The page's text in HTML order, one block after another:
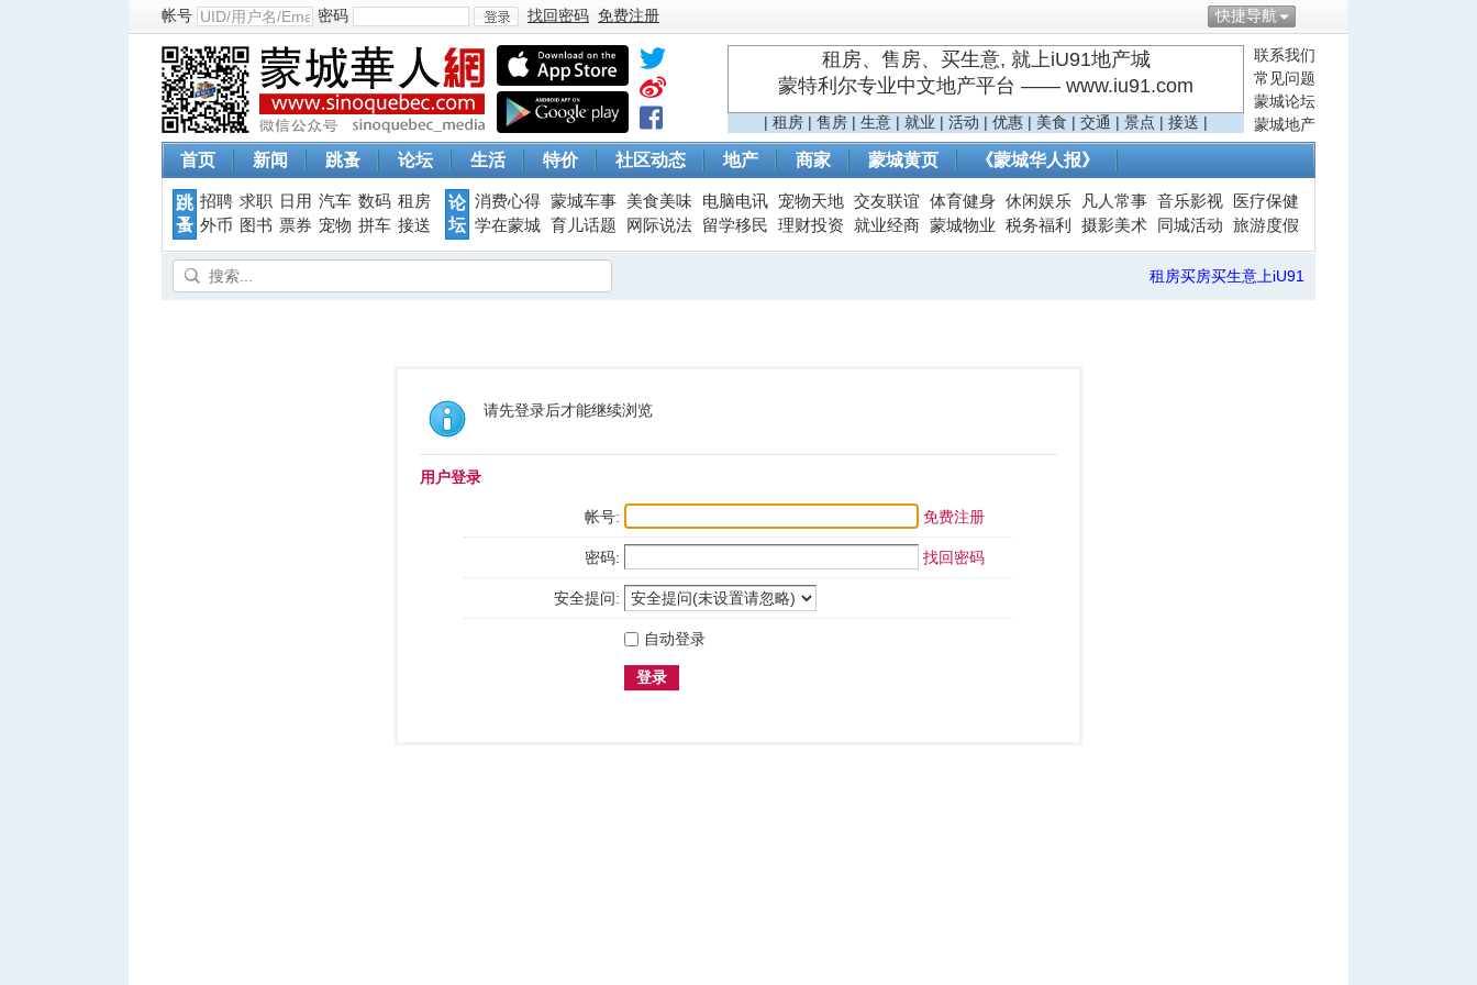
快捷导航
帐号 密码
登
找回密码 免费注册
联系我们
常见问题
蒙城论坛
蒙城地产
租房、售房、买生意, 就上iU91地产城
蒙特利尔专业中文地产平台 —— www.iu91.com
| 租房 | 售房 | 生意 | 就业 | 活动 | 优惠 | 美食 | 交通 | 景点 | 接送 |
首页 新闻 跳蚤 论坛 生活 特价 社区动态 地产 商家 蒙城黄页 《蒙城华人报》
跳
蚤
招聘 求职 日用 汽车 数码 租房
外币
图书 票券 宠物 拼车 接送
论
坛
消费心得 蒙城车事 美食美味 电脑电讯 宠物天地 交友联谊 体育健身 休闲娱乐 凡人常事 音乐影视
医疗保健
学在蒙城 育儿话题 网际说法 留学移民 理财投资 就业经商 蒙城物业 税务福利 摄影美术 同城活动 旅游度假
租房买房买生意上iU91
请先登录后才能继续浏览
用户登录
帐号: 免费注册
密码: 找回密码
安全提问:
自动登录
登录